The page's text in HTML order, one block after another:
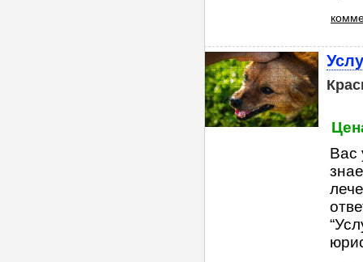
Вас